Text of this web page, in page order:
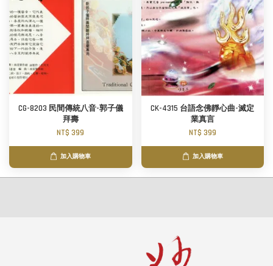
CG-8203 民間傳統八音-郭子儀
拜壽
NT$ 399
加入購物車
CK-4315 台語念佛靜心曲-滅定
業真言
NT$ 399
加入購物車